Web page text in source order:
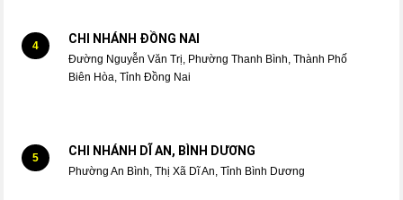
4 CHI NHÁNH ĐỒNG NAI
Đường Nguyễn Văn Trị, Phường Thanh Bình, Thành Phố
Biên Hòa, Tỉnh Đồng Nai
5 CHI NHÁNH DĨ AN, BÌNH DƯƠNG
Phường An Bình, Thị Xã Dĩ An, Tỉnh Bình Dương